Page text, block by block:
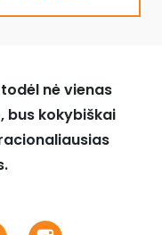
nė vienas
bus kokybiškai